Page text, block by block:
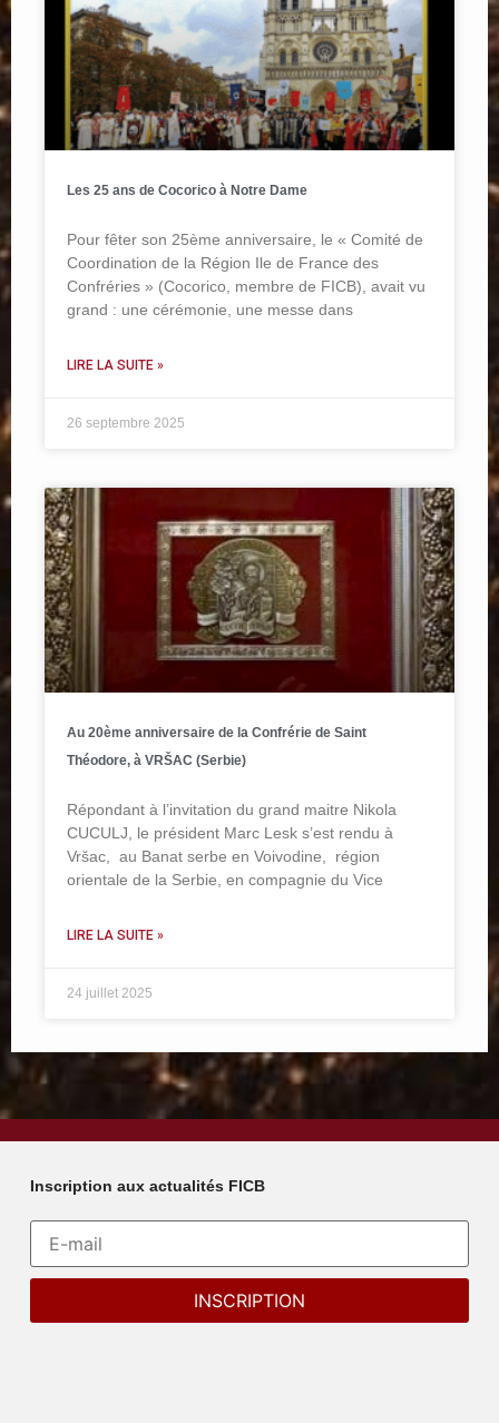
Les 25 ans de Cocorico à Notre Dame
Pour fêter son 25ème anniversaire, le « Comité de
Coordination de la Région Ile de France des
Confréries » (Cocorico, membre de FICB), avait vu
grand : une cérémonie, une messe dans
LIRE LA SUITE »
26 septembre 2025
Au 20ème anniversaire de la Confrérie de Saint
Théodore, à VRŠAC (Serbie)
Répondant à l’invitation du grand maitre Nikola
CUCULJ, le président Marc Lesk s’est rendu à
Vršac, au Banat serbe en Voivodine, région
orientale de la Serbie, en compagnie du Vice
LIRE LA SUITE »
24 juillet 2025
Inscription aux actualités FICB